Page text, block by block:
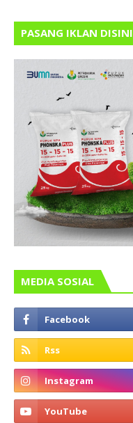
PASANG IKLAN DISINI
MEDIA SOSIAL